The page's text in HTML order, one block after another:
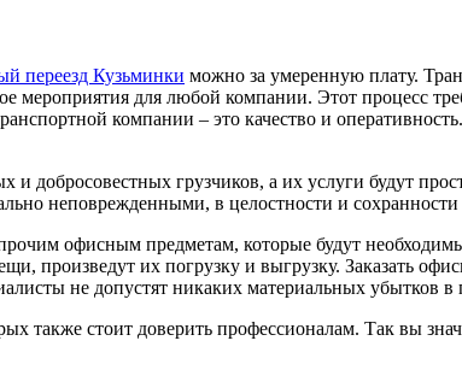
переезд Кузьминки можно за умеренную плату.
мероприятия для любой компании. Этот процесс
компании – это качество и
добросовестных грузчиков, а их услуги будут
неповрежденными, в целостности и сохранности
офисным предметам, которые будут
произведут их погрузку и выгрузку. Заказать
не допустят никаких материальных убытков в
стоит доверить профессионалам. Так вы